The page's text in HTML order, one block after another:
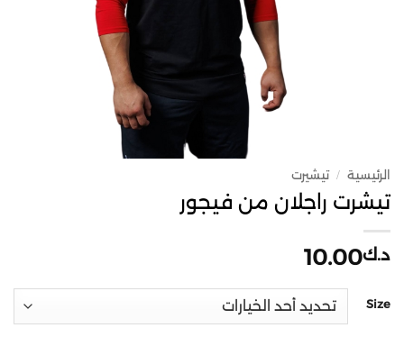
الرئيسية / تيشيرت
تيشرت راجلان من فيجور
د.ك10.00
Size